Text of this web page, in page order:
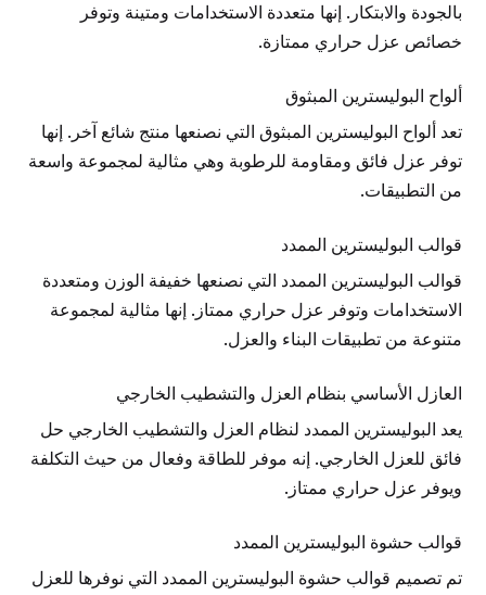
بالجودة والابتكار. إنها متعددة الاستخدامات ومتينة وتوفر
خصائص عزل حراري ممتازة.
ألواح البوليسترين المبثوق
تعد ألواح البوليسترين المبثوق التي نصنعها منتج شائع آخر. إنها
توفر عزل فائق ومقاومة للرطوبة وهي مثالية لمجموعة واسعة
من التطبيقات.
قوالب البوليسترين الممدد
قوالب البوليسترين الممدد التي نصنعها خفيفة الوزن ومتعددة
الاستخدامات وتوفر عزل حراري ممتاز. إنها مثالية لمجموعة
متنوعة من تطبيقات البناء والعزل.
العازل الأساسي بنظام العزل والتشطيب الخارجي
يعد البوليسترين الممدد لنظام العزل والتشطيب الخارجي حل
فائق للعزل الخارجي. إنه موفر للطاقة وفعال من حيث التكلفة
ويوفر عزل حراري ممتاز.
قوالب حشوة البوليسترين الممدد
تم تصميم قوالب حشوة البوليسترين الممدد التي نوفرها للعزل